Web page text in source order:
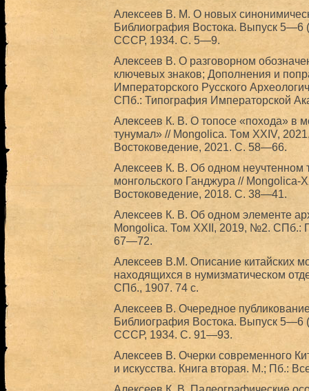
Алексеев В. М. О новых
Библиография Востока. Выпуск 5—6
СССР, 1934. С. 5—9.
Алексеев В. О разговорном
ключевых знаков; Дополнения и
Императорского Русского
СПб.: Типография Императорской
Алексеев К. В. О топосе «похода» в
тунумал» // Mongolica. Том XXIV,
Востоковедение, 2021. С. 58—66.
Алексеев К. В. Об одном неучтенном
монгольского Ганджура // Mongolica-
Востоковедение, 2018. С. 38—41.
Алексеев К. В. Об одном элементе
Mongolica. Том XXII, 2019, №2. СПб.:
67—72.
Алексеев В.М. Описание китайских
находящихся в нумизматическом
СПб., 1907. 74 с.
Алексеев В. Очередное
Библиография Востока. Выпуск 5—6
СССР, 1934. С. 91—93.
Алексеев В. Очерки современного
и искусства. Книга вторая. М.; Пб.: